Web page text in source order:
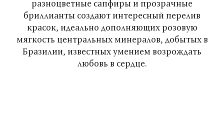
разноцветные сапфиры и прозрачные
бриллианты создают интересный перелив
красок, идеально дополняющих розовую
мягкость центральных минералов, добытых в
Бразилии, известных умением возрождать
любовь в сердце.